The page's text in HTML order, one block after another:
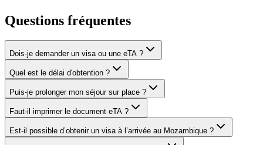
Questions fréquentes
Dois-je demander un visa ou une eTA ?
Quel est le délai d'obtention ?
Puis-je prolonger mon séjour sur place ?
Faut-il imprimer le document eTA ?
Est-il possible d’obtenir un visa à l’arrivée au Mozambique ?